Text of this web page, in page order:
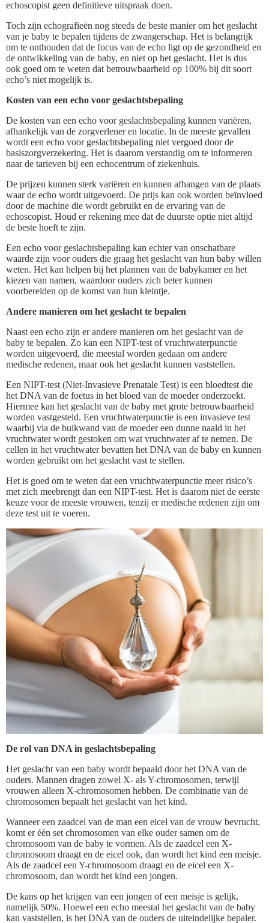
echoscopist geen definitieve uitspraak doen.
Toch zijn echografieën nog steeds de beste manier om het geslacht
van je baby te bepalen tijdens de zwangerschap. Het is belangrijk
om te onthouden dat de focus van de echo ligt op de gezondheid en
de ontwikkeling van de baby, en niet op het geslacht. Het is dus
ook goed om te weten dat betrouwbaarheid op 100% bij dit soort
echo’s niet mogelijk is.
Kosten van een echo voor geslachtsbepaling
De kosten van een echo voor geslachtsbepaling kunnen variëren,
afhankelijk van de zorgverlener en locatie. In de meeste gevallen
wordt een echo voor geslachtsbepaling niet vergoed door de
basiszorgverzekering. Het is daarom verstandig om te informeren
naar de tarieven bij een echocentrum of ziekenhuis.
De prijzen kunnen sterk variëren en kunnen afhangen van de plaats
waar de echo wordt uitgevoerd. De prijs kan ook worden beïnvloed
door de machine die wordt gebruikt en de ervaring van de
echoscopist. Houd er rekening mee dat de duurste optie niet altijd
de beste hoeft te zijn.
Een echo voor geslachtsbepaling kan echter van onschatbare
waarde zijn voor ouders die graag het geslacht van hun baby willen
weten. Het kan helpen bij het plannen van de babykamer en het
kiezen van namen, waardoor ouders zich beter kunnen
voorbereiden op de komst van hun kleintje.
Andere manieren om het geslacht te bepalen
Naast een echo zijn er andere manieren om het geslacht van de
baby te bepalen. Zo kan een NIPT-test of vruchtwaterpunctie
worden uitgevoerd, die meestal worden gedaan om andere
medische redenen, maar ook het geslacht kunnen vaststellen.
Een NIPT-test (Niet-Invasieve Prenatale Test) is een bloedtest die
het DNA van de foetus in het bloed van de moeder onderzoekt.
Hiermee kan het geslacht van de baby met grote betrouwbaarheid
worden vastgesteld. Een vruchtwaterpunctie is een invasieve test
waarbij via de buikwand van de moeder een dunne naald in het
vruchtwater wordt gestoken om wat vruchtwater af te nemen. De
cellen in het vruchtwater bevatten het DNA van de baby en kunnen
worden gebruikt om het geslacht vast te stellen.
Het is goed om te weten dat een vruchtwaterpunctie meer risico’s
met zich meebrengt dan een NIPT-test. Het is daarom niet de eerste
keuze voor de meeste vrouwen, tenzij er medische redenen zijn om
deze test uit te voeren.
De rol van DNA in geslachtsbepaling
Het geslacht van een baby wordt bepaald door het DNA van de
ouders. Mannen dragen zowel X- als Y-chromosomen, terwijl
vrouwen alleen X-chromosomen hebben. De combinatie van de
chromosomen bepaalt het geslacht van het kind.
Wanneer een zaadcel van de man een eicel van de vrouw bevrucht,
komt er één set chromosomen van elke ouder samen om de
chromosoom van de baby te vormen. Als de zaadcel een X-
chromosoom draagt en de eicel ook, dan wordt het kind een meisje.
Als de zaadcel een Y-chromosoom draagt en de eicel een X-
chromosoom, dan wordt het kind een jongen.
De kans op het krijgen van een jongen of een meisje is gelijk,
namelijk 50%. Hoewel een echo meestal het geslacht van de baby
kan vaststellen, is het DNA van de ouders de uiteindelijke bepaler.